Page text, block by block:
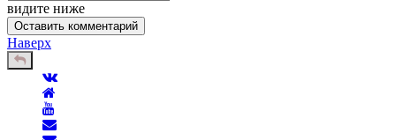
видите ниже
Наверх